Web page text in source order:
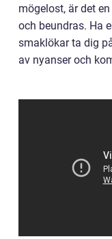
mögelost, är det
och beundras. Ha
smaklökar ta dig
av nyanser och